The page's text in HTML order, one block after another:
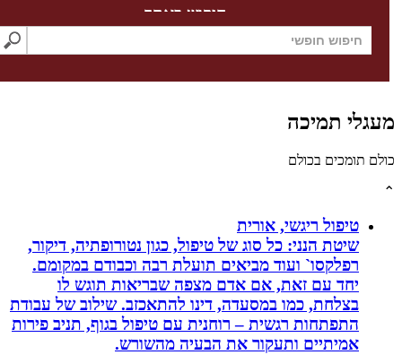
חיפוש באתר
תמיכה
בכולם
טיפול ריגשי, אורית
שיטת הנני: כל סוג של טיפול, כגון נטורופתיה, דיקור,
רפלקסו` ועוד מביאים תועלת רבה וכבודם במקומם.
יחד עם זאת, אם אדם מצפה שבריאות תוגש לו
בצלחת, כמו במסעדה, דינו להתאכזב. שילוב של עבודת
התפתחות רגשית – רוחנית עם טיפול בגוף, תניב פירות
אמיתיים ותעקור את הבעיה מהשורש.